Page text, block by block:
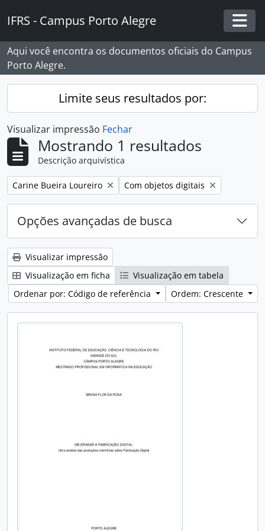
IFRS - Campus Porto Alegre
Aqui você encontra os documentos oficiais do Campus
Porto Alegre.
Limite seus resultados por:
Visualizar impressão Fechar
Mostrando 1 resultados
Descrição arquivística
Remover filtro:
Carine Bueira Loureiro Remover filtro:
Com objetos digitais
Opções avançadas de busca
Visualizar impressão
Visualização em ficha
Visualização em tabela
Ordenar por: Código de referência
Ordem: Crescente